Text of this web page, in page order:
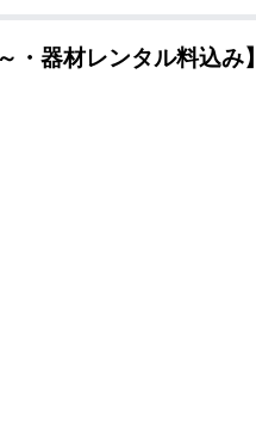
器材レンタル料込み】